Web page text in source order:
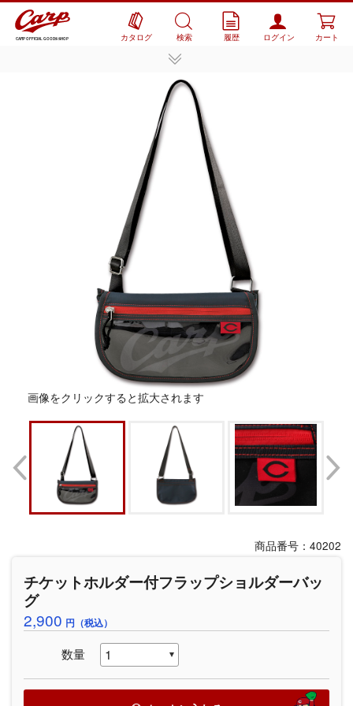
CARP OFFICIAL GOODS SHOP カタログ 検索 履歴 ログイン カート
画像をクリックすると拡大されます
商品番号：40202
チケットホルダー付フラップショルダーバッ
グ
2,900 円（税込）
数量